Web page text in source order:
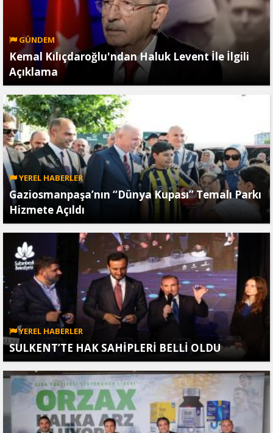
GÜNDEM
Kemal Kılıçdaroğlu'ndan Haluk Levent İle İlgili
Açıklama
YEREL HABERLER
Gaziosmanpaşa’nın “Dünya Kupası” Temalı Parkı
Hizmete Açıldı
YEREL HABERLER
SULKENT’TE HAK SAHİPLERİ BELLİ OLDU